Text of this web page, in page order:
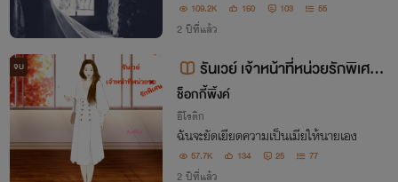
109.2K 160 103 55
2 ปีที่แล้ว
จบ
รันเวย์ เจ้าหน้าที่หน่วยรักพิเศษ
NC20+++
ช็อกกี้พิ้งค์
อีโรติก
ฉันจะยัดเยียดความเป็นเมียให้นายเอง
57.7K 134 25 77
2 ปีที่แล้ว